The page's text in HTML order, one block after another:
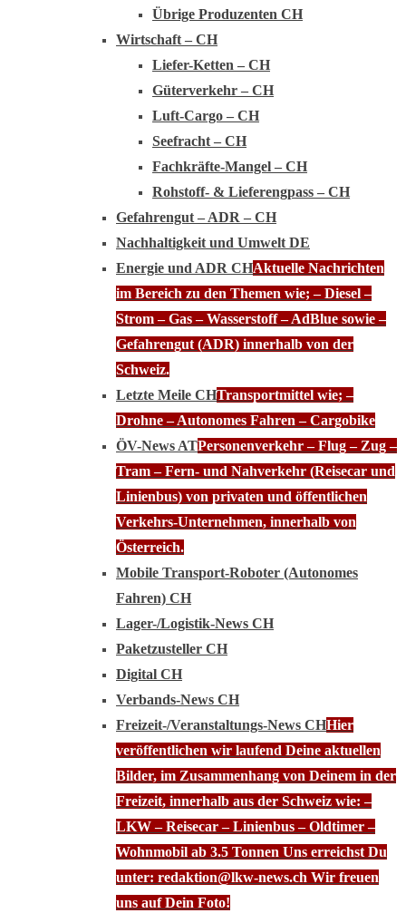
Übrige Produzenten CH
Wirtschaft – CH
Liefer-Ketten – CH
Güterverkehr – CH
Luft-Cargo – CH
Seefracht – CH
Fachkräfte-Mangel – CH
Rohstoff- & Lieferengpass – CH
Gefahrengut – ADR – CH
Nachhaltigkeit und Umwelt DE
Energie und ADR CHAktuelle Nachrichten
im Bereich zu den Themen wie; – Diesel –
Strom – Gas – Wasserstoff – AdBlue sowie –
Gefahrengut (ADR) innerhalb von der
Schweiz.
Letzte Meile CHTransportmittel wie; –
Drohne – Autonomes Fahren – Cargobike
ÖV-News ATPersonenverkehr – Flug – Zug –
Tram – Fern- und Nahverkehr (Reisecar und
Linienbus) von privaten und öffentlichen
Verkehrs-Unternehmen, innerhalb von
Österreich.
Mobile Transport-Roboter (Autonomes
Fahren) CH
Lager-/Logistik-News CH
Paketzusteller CH
Digital CH
Verbands-News CH
Freizeit-/Veranstaltungs-News CHHier
veröffentlichen wir laufend Deine aktuellen
Bilder, im Zusammenhang von Deinem in der
Freizeit, innerhalb aus der Schweiz wie: –
LKW – Reisecar – Linienbus – Oldtimer –
Wohnmobil ab 3.5 Tonnen Uns erreichst Du
unter: redaktion@lkw-news.ch Wir freuen
uns auf Dein Foto!